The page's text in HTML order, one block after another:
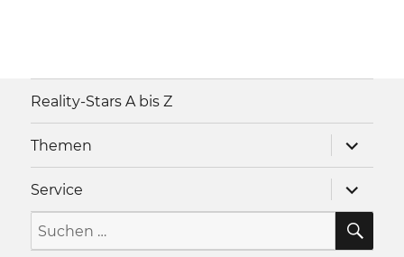
Reality-Stars A bis Z
Themen
anzeigen
Service
anzeigen
Suche
nach: